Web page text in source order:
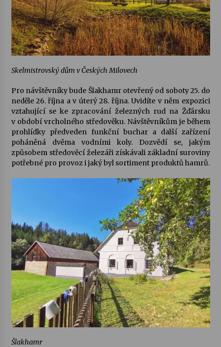
Skelmistrovský dům v Českých Milovech
Pro návštěvníky bude Šlakhamrotevřený od soboty 25. do
neděle 26. října a v úterý 28. října. Uvidíte v něm expozici
vztahující se ke zpracování železných rud na Žďársku
v období vrcholného středověku. Návštěvníkům je během
prohlídky předveden funkční buchar a další zařízení
poháněná dvěma vodními koly. Dozvědí se, jakým
způsobem středověcí železáři získávali základní suroviny
potřebné pro provoz i jaký byl sortiment produktů hamrů.
Šlakhamr